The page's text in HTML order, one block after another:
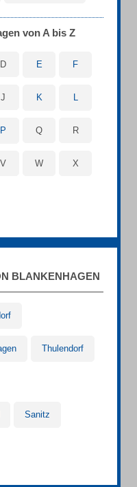
von A bis Z
D E F
J K L
P Q R
V W X
BLANKENHAGEN
Thulendorf
Sanitz